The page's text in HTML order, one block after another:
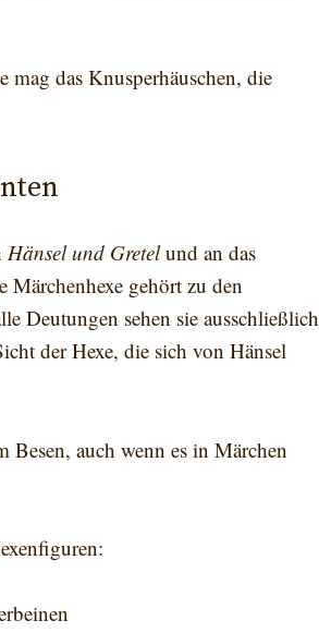
mag das Knusperhäuschen, die
Hänsel und Gretelund an das
Märchenhexe gehört zu den
Deutungen sehen sie ausschließlich
der Hexe, die sich von Hänsel
auch wenn es in Märchen